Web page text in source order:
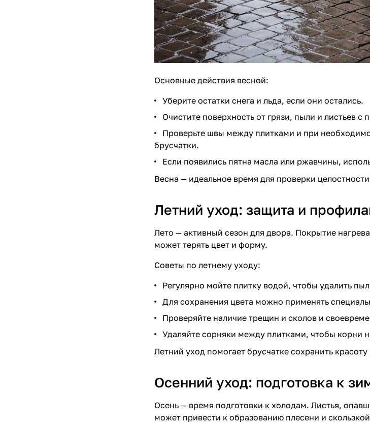
Основные действия весной:
Уберите остатки снега и льда, если они остались.
Очистите поверхность от грязи, пыли и листьев
Проверьте швы между плитками и при
брусчатки.
Если появились пятна масла или ржавчины,
Весна — идеальное время для проверки
Летний уход: защита и
Лето — активный сезон для двора. Покрытие
может терять цвет и форму.
Советы по летнему уходу:
Регулярно мойте плитку водой, чтобы удалить
Для сохранения цвета можно применять
Проверяйте наличие трещин и сколов и
Удаляйте сорняки между плитками, чтобы корни
Летний уход помогает брусчатке сохранить
Осенний уход: подготовка к
Осень — время подготовки к холодам. Листья,
может привести к образованию плесени и